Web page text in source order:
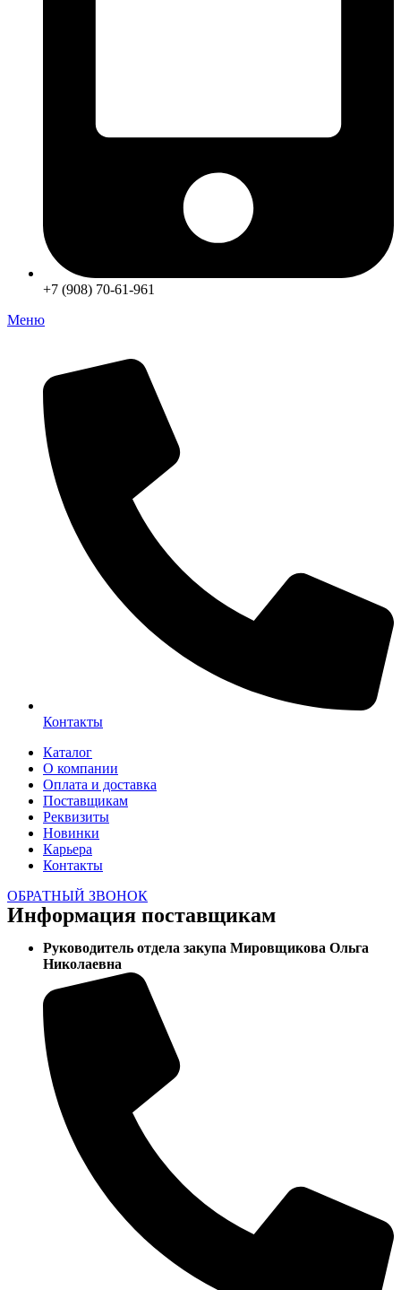
+7 (908) 70-61-961
Меню
Контакты
Каталог
О компании
Оплата и доставка
Поставщикам
Реквизиты
Новинки
Карьера
Контакты
ОБРАТНЫЙ ЗВОНОК
Информация поставщикам
Руководитель отдела закупа Мировщикова Ольга
Николаевна